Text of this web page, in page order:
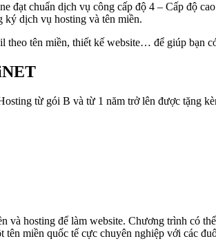
đạt chuẩn dịch vụ công cấp độ 4 – Cấp độ
ký dịch vụ hosting và tên miền.
tên miền, thiết kế website… để giúp bạn
từ gói B và từ 1 năm trở lên được tặng
hosting để làm website. Chương trình có
miền quốc tế cực chuyên nghiệp với các